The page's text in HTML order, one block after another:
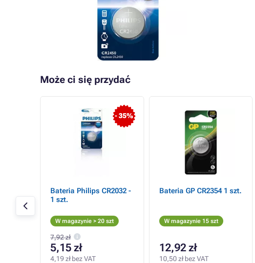
Może ci się przydać
- 35%
Bateria Philips CR2032 -
1 szt.
W magazynie > 20 szt
7,92 zł
5,15 zł
4,19 zł bez VAT
Bateria GP CR2354 1 szt.
W magazynie 15 szt
12,92 zł
10,50 zł bez VAT